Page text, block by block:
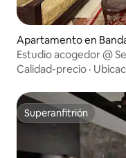
Apartamento en
Estudio acogedor @
Calidad-precio ·
Superanfitrión
Superanfitrión